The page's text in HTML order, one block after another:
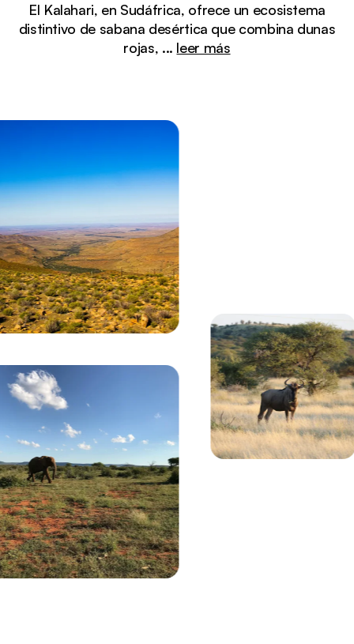
El Kalahari, en Sudáfrica, ofrece un ecosistema
distintivo de sabana desértica que combina dunas
rojas, ... leer más